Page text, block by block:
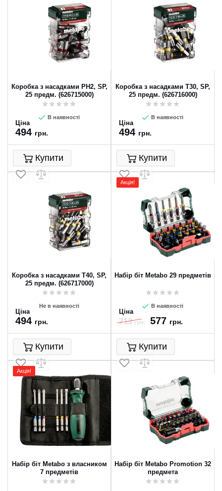
Коробка з насадками PH2, SP,
25 предм. (626715000)
В наявності
Ціна
494 грн.
Купити
Коробка з насадками T30, SP,
25 предм. (626716000)
В наявності
Ціна
494 грн.
Купити
Коробка з насадками T40, SP,
25 предм. (626717000)
Не в наявності
Ціна
494 грн.
Купити
Акція!
Набір біт Metabo 29 предметів
В наявності
Ціна
713грн. 577 грн.
Купити
Акція!
Набір біт Metabo з власником
7 предметів
Набір біт Metabo Promotion 32
предмета